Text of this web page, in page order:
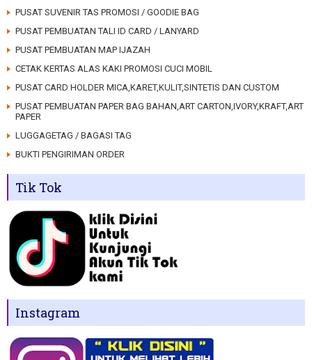
PUSAT SUVENIR TAS PROMOSI / GOODIE BAG
PUSAT PEMBUATAN TALI ID CARD / LANYARD
PUSAT PEMBUATAN MAP IJAZAH
CETAK KERTAS ALAS KAKI PROMOSI CUCI MOBIL
PUSAT CARD HOLDER MICA,KARET,KULIT,SINTETIS DAN CUSTOM
PUSAT PEMBUATAN PAPER BAG BAHAN,ART CARTON,IVORY,KRAFT,ART
PAPER
LUGGAGETAG / BAGASI TAG
BUKTI PENGIRIMAN ORDER
Tik Tok
Instagram